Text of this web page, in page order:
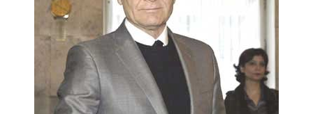
ისტორია
სტატიები